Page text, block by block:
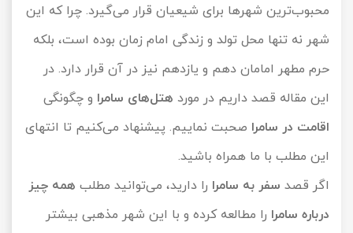
محبوب‌ترین شهرها برای شیعیان قرار می‌گیرد. چرا که این
شهر نه تنها محل تولد و زندگی امام زمان بوده است، بلکه
حرم مطهر امامان دهم و یازدهم نیز در آن قرار دارد. در
این مقاله قصد داریم در مورد هتل‌های سامرا و چگونگی
اقامت در سامرا صحبت نماییم. پیشنهاد می‌کنیم تا انتهای
این مطلب با ما همراه باشید.
اگر قصد سفر به سامرا را دارید، می‌توانید مطلب همه چیز
درباره سامرا را مطالعه کرده و با این شهر مذهبی بیشتر
تور طبس
تور کویر کاراکال
تور کویر ابوزیدآباد
تور هرمز
تور کیش از ساری
اقساطی
تور کیش از بندرعباس
اقساطی
تور مالدیو
تور قزاقستان اقساطی